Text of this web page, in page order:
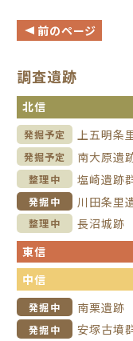
前のページ
調査遺跡
北信
発掘予定 上五明条
発掘予定 南大原遺
整理中 塩崎遺跡
発掘中 川田条里
整理中
長沼城跡
東信
中信
発掘中 南栗遺跡
発掘中 安塚古墳